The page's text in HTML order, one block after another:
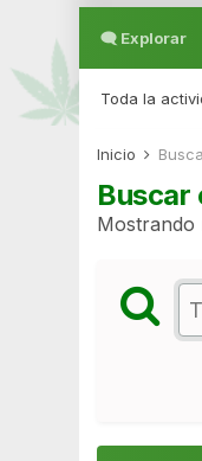
🗨 Explorar
Toda la
Inicio
Buscar
Mostrando